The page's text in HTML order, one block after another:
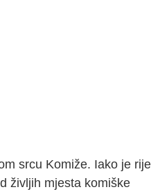
srcu Komiže. Iako je
življih mjesta komiške